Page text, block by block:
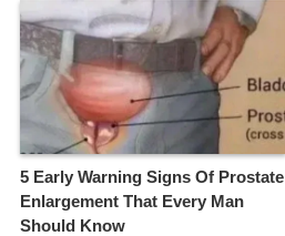
5 Early Warning Signs Of Prostate
Enlargement That Every Man
Should Know